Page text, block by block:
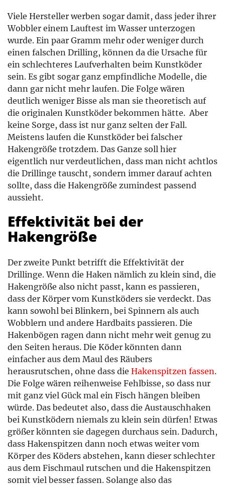
Viele Hersteller werben sogar damit, dass jeder ihrer
Wobbler einem Lauftest im Wasser unterzogen
wurde. Ein paar Gramm mehr oder weniger durch
einen falschen Drilling, können da die Ursache für
ein schlechteres Laufverhalten beim Kunstköder
sein. Es gibt sogar ganz empfindliche Modelle, die
dann gar nicht mehr laufen. Die Folge wären
deutlich weniger Bisse als man sie theoretisch auf
die originalen Kunstköder bekommen hätte. Aber
keine Sorge, dass ist nur ganz selten der Fall.
Meistens laufen die Kunstköder bei falscher
Hakengröße trotzdem. Das Ganze soll hier
eigentlich nur verdeutlichen, dass man nicht achtlos
die Drillinge tauscht, sondern immer darauf achten
sollte, dass die Hakengröße zumindest passend
aussieht.
Effektivität bei der
Hakengröße
Der zweite Punkt betrifft die Effektivität der
Drillinge. Wenn die Haken nämlich zu klein sind, die
Hakengröße also nicht passt, kann es passieren,
dass der Körper vom Kunstköders sie verdeckt. Das
kann sowohl bei Blinkern, bei Spinnern als auch
Wobblern und andere Hardbaits passieren. Die
Hakenbögen ragen dann nicht mehr weit genug zu
den Seiten heraus. Die Köder könnten dann
einfacher aus dem Maul des Räubers
herausrutschen, ohne dass die Hakenspitzen fassen.
Die Folge wären reihenweise Fehlbisse, so dass nur
mit ganz viel Gück mal ein Fisch hängen bleiben
würde. Das bedeutet also, dass die Austauschhaken
bei Kunstködern niemals zu klein sein dürfen! Etwas
größer könnten sie dagegen durchaus sein. Dadurch,
dass Hakenspitzen dann noch etwas weiter vom
Körper des Köders abstehen, kann dieser schlechter
aus dem Fischmaul rutschen und die Hakenspitzen
somit viel besser fassen. Solange also das